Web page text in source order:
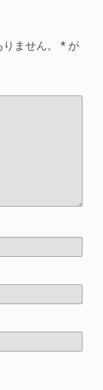
ません。 * が